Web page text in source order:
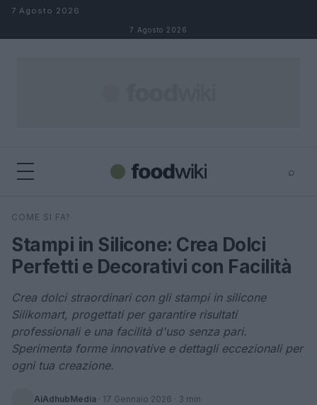
Salta al contenuto
7 Agosto 2026
7 Agosto 2026
⌕
Cerca
COME SI FA?
Stampi in Silicone: Crea Dolci
Perfetti e Decorativi con Facilità
Crea dolci straordinari con gli stampi in silicone
Silikomart, progettati per garantire risultati
professionali e una facilità d'uso senza pari.
Sperimenta forme innovative e dettagli eccezionali per
ogni tua creazione.
AiAdhubMedia · 17 Gennaio 2026 · 3 min